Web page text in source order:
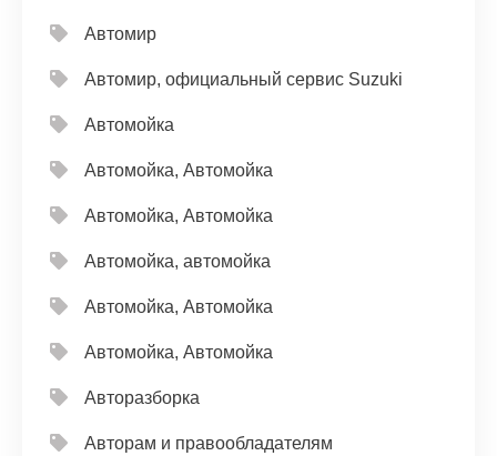
Автомир
Автомир, официальный сервис Suzuki
Автомойка
Автомойка, Автомойка
Автомойка, Автомойка
Автомойка, автомойка
Автомойка, Автомойка
Автомойка, Автомойка
Авторазборка
Авторам и правообладателям